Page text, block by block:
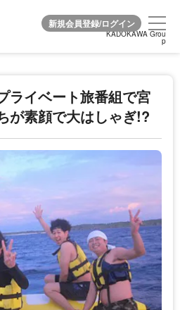
KADOKAWA Grou
p
KADOKAWA Grou
p
ライベート旅番組で宮
素顔で大はしゃぎ!?